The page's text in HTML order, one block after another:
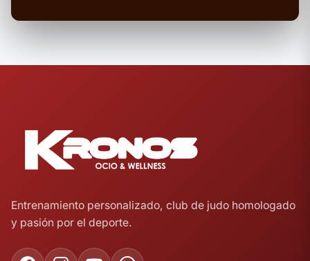
Entrenamiento personalizado, club de judo homologado
y pasión por el deporte.